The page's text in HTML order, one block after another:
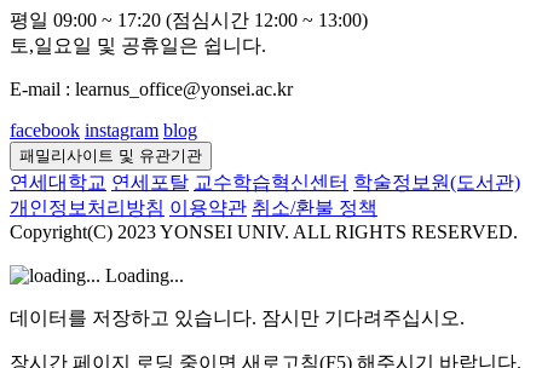
평일 09:00 ~ 17:20 (점심시간 12:00 ~ 13:00)
토,일요일 및 공휴일은 쉽니다.
E-mail : learnus_office@yonsei.ac.kr
facebook instagram blog
패밀리사이트 및 유관기관
연세대학교 연세포탈 교수학습혁신센터 학술정보원(도서관)
개인정보처리방침 이용약관 취소/환불 정책
Copyright(C) 2023 YONSEI UNIV. ALL RIGHTS RESERVED.
Loading...
데이터를 저장하고 있습니다. 잠시만 기다려주십시오.
장시간 페이지 로딩 중이면 새로고침(F5) 해주시기 바랍니다.